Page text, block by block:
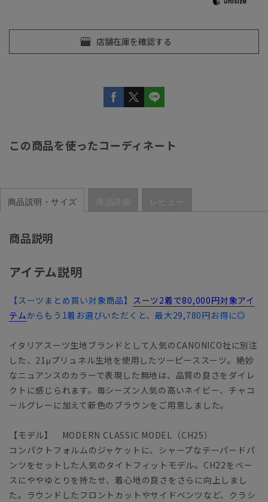
この商品を使ったコーディネート
商品説明・サイズ 商品詳細 レビュー
商品説明
アイテム説明
【スーツまとめ買い対象商品】 スーツ2着で80,000円対象アイ
テムからもう1着お選びいただくと、最大29,780円お得に◎
イタリアスーツ生地ブランドとして人気のCANONICO社に別注
した、21μプリュネル生地を使用したツーピーススーツ。絶妙
なニュアンスのカラーで表現した無地は、品質の良さをダイレ
クトに感じられます。毎シーズン人気の高いネイビー、チャコ
ールグレーに加えて新色のブラウンをご用意しました。
【モデル】 MODERN CLASSIC MODEL（CH25）
コンパクトフォルムのジャケットに、シャープなテーパードパ
ンツをセットした人気のタイトフィットモデル。CH22をベー
スにややゆとりを持たせ、着心地の良さをさらに向上しまし
た。ラウンドしたフロントカットやサイドベンツなど、クラシ